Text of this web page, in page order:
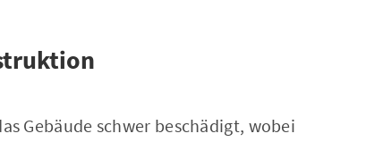
Gebäude schwer beschädigt, wobei